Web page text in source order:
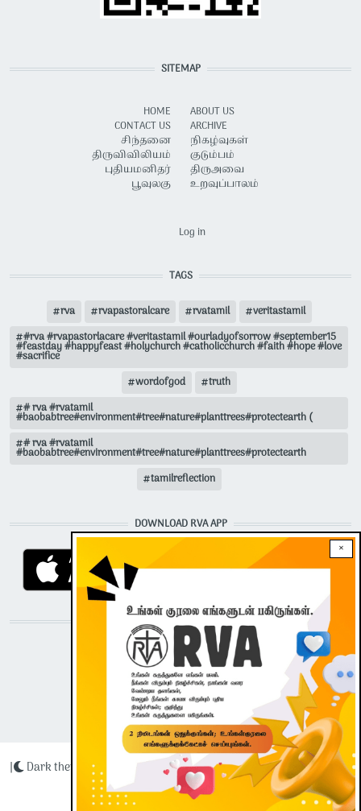
×
SITEMAP
HOME
CONTACT US
சிந்தனை
திருவிவிலியம்
புதியமனிதர்
பூவுலகு
ABOUT US
ARCHIVE
நிகழ்வுகள்
குடும்பம்
திருஅவை
உறவுப்பாலம்
Log in
TAGS
rva rvapastoralcare rvatamil
veritastamil
#rva #rvapastorlacare #veritastamil #ourladyofsorrow #september15
#feastday #happyfeast #holychurch #catholicchurch #faith #hope #love
#sacrifice
wordofgod
truth
# rva #rvatamil
#baobabtree#environment#tree#nature#planttrees#protectearth (
# rva #rvatamil
#baobabtree#environment#tree#nature#planttrees#protectearth
tamilreflection
DOWNLOAD RVA APP
STAY CONNECTED WITH US!
Radio Veritas Asia © 2023
| Dark theme